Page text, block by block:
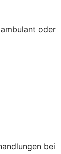
oder
bei